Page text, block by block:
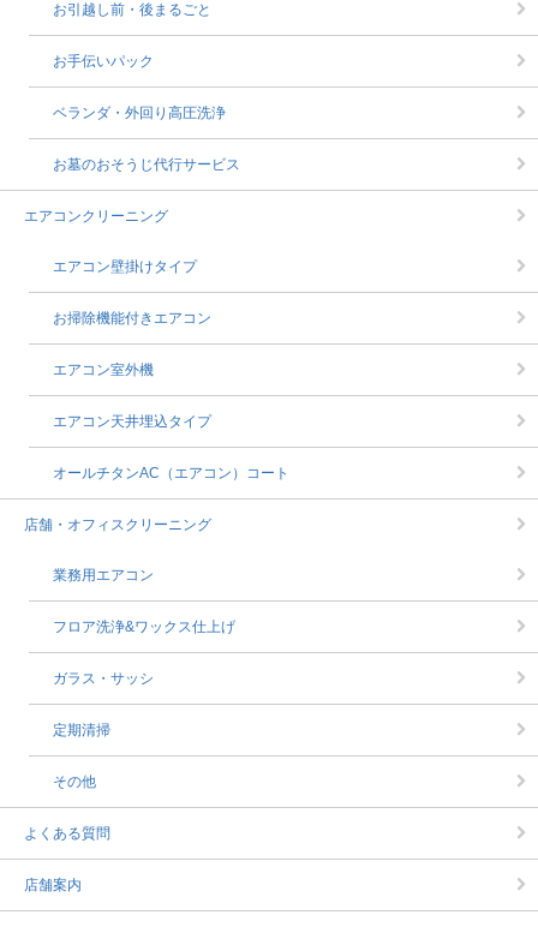
お引越し前・後まるごと
お手伝いパック
ベランダ・外回り高圧洗浄
お墓のおそうじ代行サービス
エアコンクリーニング
エアコン壁掛けタイプ
お掃除機能付きエアコン
エアコン室外機
エアコン天井埋込タイプ
オールチタンAC（エアコン）コート
店舗・オフィスクリーニング
業務用エアコン
フロア洗浄&ワックス仕上げ
ガラス・サッシ
定期清掃
その他
よくある質問
店舗案内